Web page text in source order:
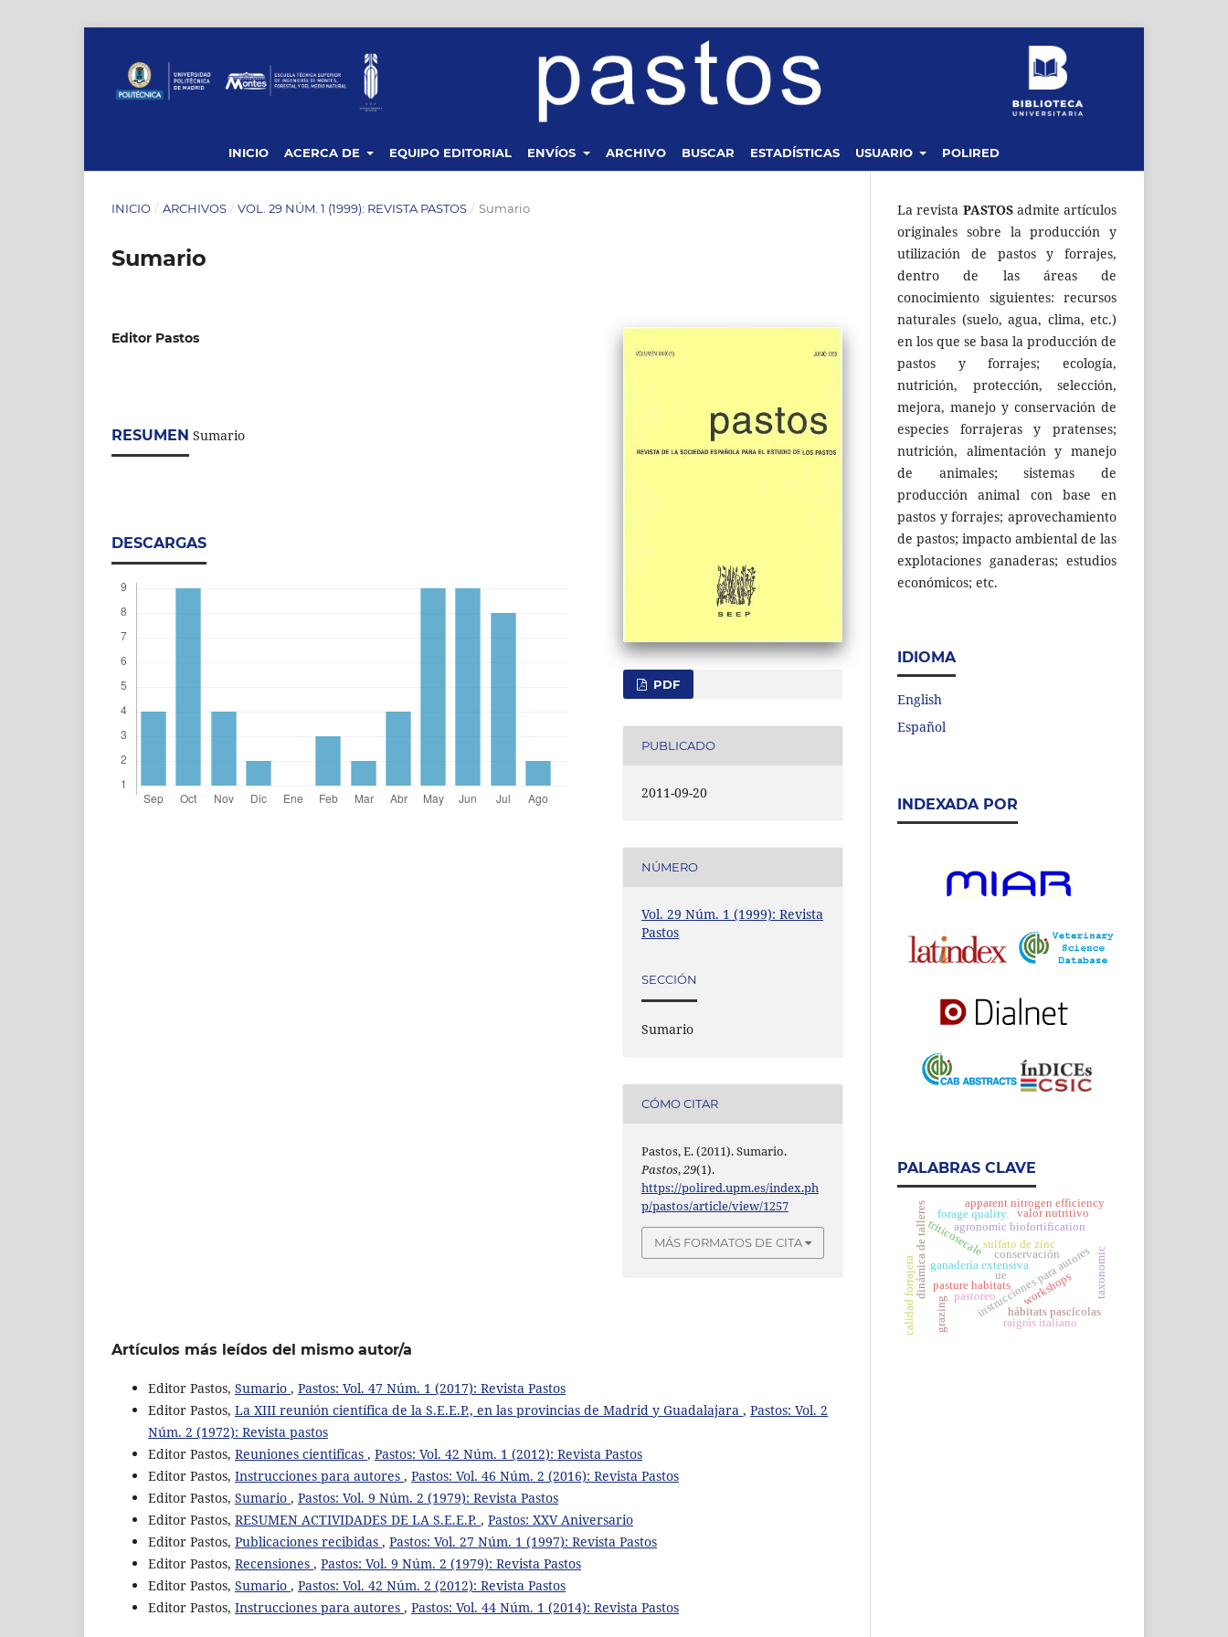
INICIO ACERCA DE EQUIPO EDITORIAL ENVÍOS ARCHIVO BUSCAR ESTADÍSTICAS USUARIO POLIRED
INICIO / ARCHIVOS / VOL. 29 NÚM. 1 (1999): REVISTA PASTOS / Sumario
Sumario
Editor Pastos
RESUMEN Sumario
DESCARGAS
PDF
PUBLICADO
2011-09-20
NÚMERO
Vol. 29 Núm. 1 (1999): Revista
Pastos
SECCIÓN
Sumario
CÓMO CITAR
Pastos, E. (2011). Sumario.
Pastos,29(1).
https://polired.upm.es/index.ph
p/pastos/article/view/1257
MÁS FORMATOS DE CITA
Artículos más leídos del mismo autor/a
Editor Pastos, Sumario , Pastos: Vol. 47 Núm. 1 (2017): Revista Pastos
Editor Pastos, La XIII reunión científica de la S.E.E.P., en las provincias de Madrid y Guadalajara , Pastos: Vol. 2
Núm. 2 (1972): Revista pastos
Editor Pastos, Reuniones cientificas , Pastos: Vol. 42 Núm. 1 (2012): Revista Pastos
Editor Pastos, Instrucciones para autores , Pastos: Vol. 46 Núm. 2 (2016): Revista Pastos
Editor Pastos, Sumario , Pastos: Vol. 9 Núm. 2 (1979): Revista Pastos
Editor Pastos, RESUMEN ACTIVIDADES DE LA S.E.E.P. , Pastos: XXV Aniversario
Editor Pastos, Publicaciones recibidas , Pastos: Vol. 27 Núm. 1 (1997): Revista Pastos
Editor Pastos, Recensiones , Pastos: Vol. 9 Núm. 2 (1979): Revista Pastos
Editor Pastos, Sumario , Pastos: Vol. 42 Núm. 2 (2012): Revista Pastos
Editor Pastos, Instrucciones para autores , Pastos: Vol. 44 Núm. 1 (2014): Revista Pastos
La revista PASTOSadmite artículos
originales sobre la producción y
utilización de pastos y forrajes,
dentro de las áreas de
conocimiento siguientes: recursos
naturales (suelo, agua, clima, etc.)
en los que se basa la producción de
pastos y forrajes; ecología,
nutrición, protección, selección,
mejora, manejo y conservación de
especies forrajeras y pratenses;
nutrición, alimentación y manejo
de animales; sistemas de
producción animal con base en
pastos y forrajes; aprovechamiento
de pastos; impacto ambiental de las
explotaciones ganaderas; estudios
económicos; etc.
IDIOMA
English
Español
INDEXADA POR
PALABRAS CLAVE
instrucciones para autores
conservación
ganadería extensiva
hábitats pascícolas
dinámica de talleres pasture habitats workshops
sulfato de zinc
triticosecale
calidad forrajera
agronomic biofortification
forage quality.
raigrás italiano
apparent nitrogen efficiency
pastoreo
grazing
taxonomic
ue
valor nutritivo